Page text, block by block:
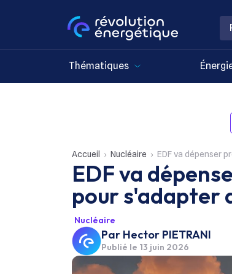
Thématiques
Accueil Nucléaire EDF va dépenser
EDF va
pour s'adapter
Nucléaire
Par Hector PIETRANI
Publié le 13 juin 2026